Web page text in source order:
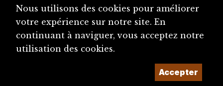
Nous utilisons des cookies pour améliorer
votre expérience sur notre site. En
continuant à naviguer, vous acceptez notre
utilisation des cookies.
Accepter